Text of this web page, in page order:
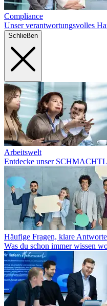
Compliance
Unser verantwortungsvolles
Schließen
Arbeitswelt
Entdecke unser
Häufige Fragen, klare
Was du schon immer wissen